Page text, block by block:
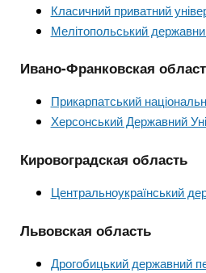
Класичний приватний
Мелітопольський
Ивано-Франковская
Прикарпатський
Херсонський Державний
Кировоградская область
Центральноукраїнський
Львовская область
Дрогобицький державний